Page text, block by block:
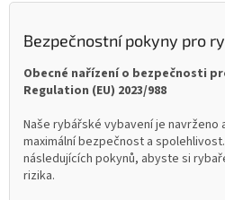
Bezpečnostní pokyny pro
Obecné nařízení o bezpečnosti
Regulation (EU) 2023/988
Naše rybářské vybavení je navrženo
maximální bezpečnost a
následujících pokynů, abyste si
rizika.